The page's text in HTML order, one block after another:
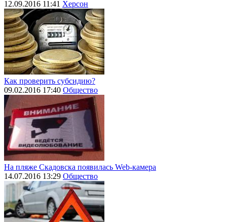
12.09.2016 11:41 Херсон
Как проверить субсидию?
09.02.2016 17:40 Общество
На пляже Скадовска появилась Web-камера
14.07.2016 13:29 Общество